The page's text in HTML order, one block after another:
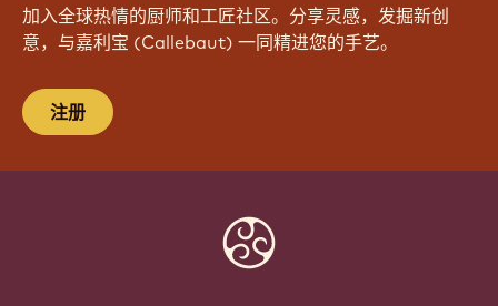
加入全球热情的厨师和工匠社区。分享灵感，发掘新创
意，与嘉利宝 (Callebaut) 一同精进您的手艺。
注册